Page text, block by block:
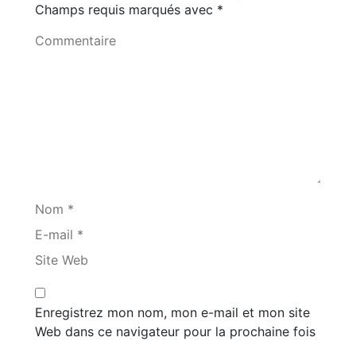
Champs requis marqués avec *
Commentaire
Nom *
E-mail *
Site Web
Enregistrez mon nom, mon e-mail et mon site
Web dans ce navigateur pour la prochaine fois